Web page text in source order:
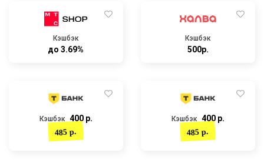
Кэшбэк
до 3.69%
Кэшбэк
500р.
Кэшбэк 400 р.
485 р.
Кэшбэк 400 р.
485 р.